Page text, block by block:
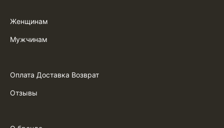
Женщинам
Мужчинам
Оплата Доставка Возврат
Отзывы